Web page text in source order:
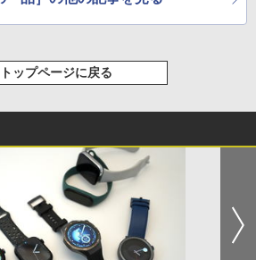
トップページに戻る